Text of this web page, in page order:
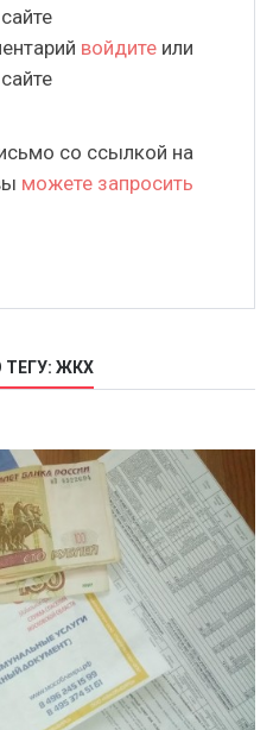
войдите или
со ссылкой на
можете запросить
ЖКХ